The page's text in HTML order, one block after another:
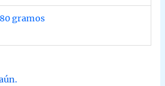
gramos